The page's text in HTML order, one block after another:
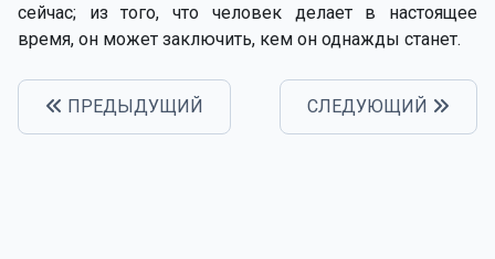
сейчас; из того, что человек делает в настоящее
время, он может заключить, кем он однажды станет.
ПРЕДЫДУЩИЙ СЛЕДУЮЩИЙ